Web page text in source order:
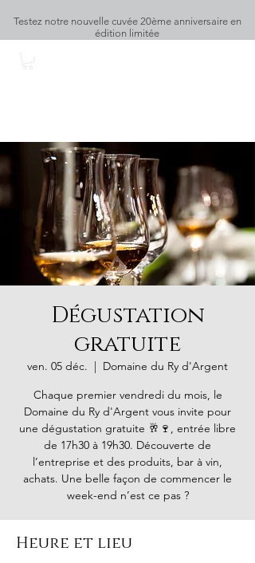
Testez notre nouvelle cuvée 20ème anniversaire en
édition limitée
Dégustation
gratuite
ven. 05 déc.
  |
Domaine du Ry d'Argent
Chaque premier vendredi du mois, le
Domaine du Ry d'Argent vous invite pour
une dégustation gratuite 🥂🍷, entrée libre
de 17h30 à 19h30. Découverte de
l’entreprise et des produits, bar à vin,
achats. Une belle façon de commencer le
week-end n’est ce pas ?
Heure et lieu